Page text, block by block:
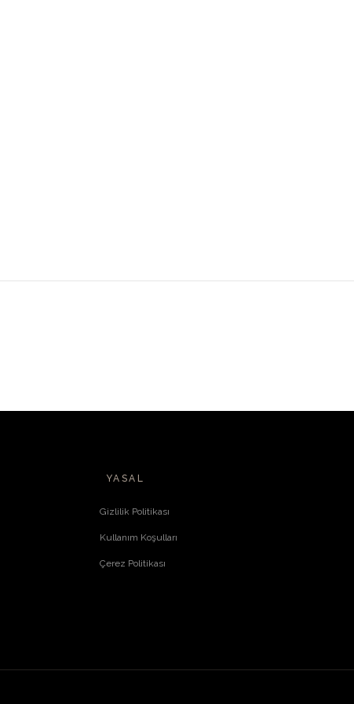
YASAL
Gizlilik Politikası
Kullanım Koşulları
Çerez Politikası